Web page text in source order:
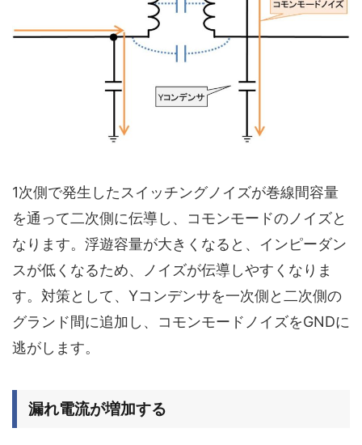
1次側で発生したスイッチングノイズが巻線間容量
を通って二次側に伝導し、 コモンモードのノイズと
なります。浮遊容量が大きくなると、インピーダン
スが低くなるため、ノイズが伝導しやすくなりま
す。対策として、Yコンデンサを一次側と二次側の
グランド間に追加し、コモンモードノイズをGNDに
逃がします。
漏れ電流が増加する